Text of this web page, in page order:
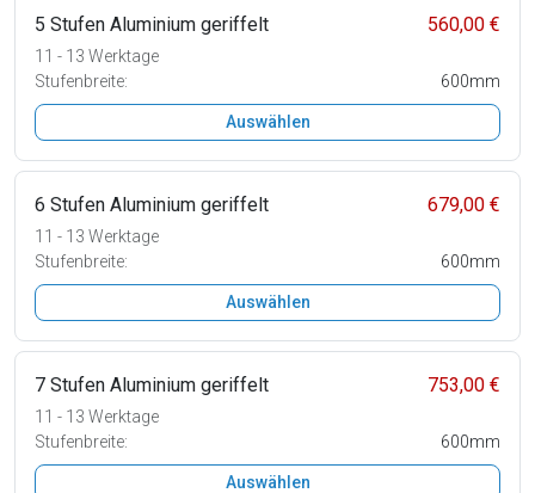
5 Stufen Aluminium geriffelt 560,00 €
11 - 13 Werktage
Stufenbreite:
600mm
Auswählen
6 Stufen Aluminium geriffelt 679,00 €
11 - 13 Werktage
Stufenbreite:
600mm
Auswählen
7 Stufen Aluminium geriffelt 753,00 €
11 - 13 Werktage
Stufenbreite:
600mm
Auswählen